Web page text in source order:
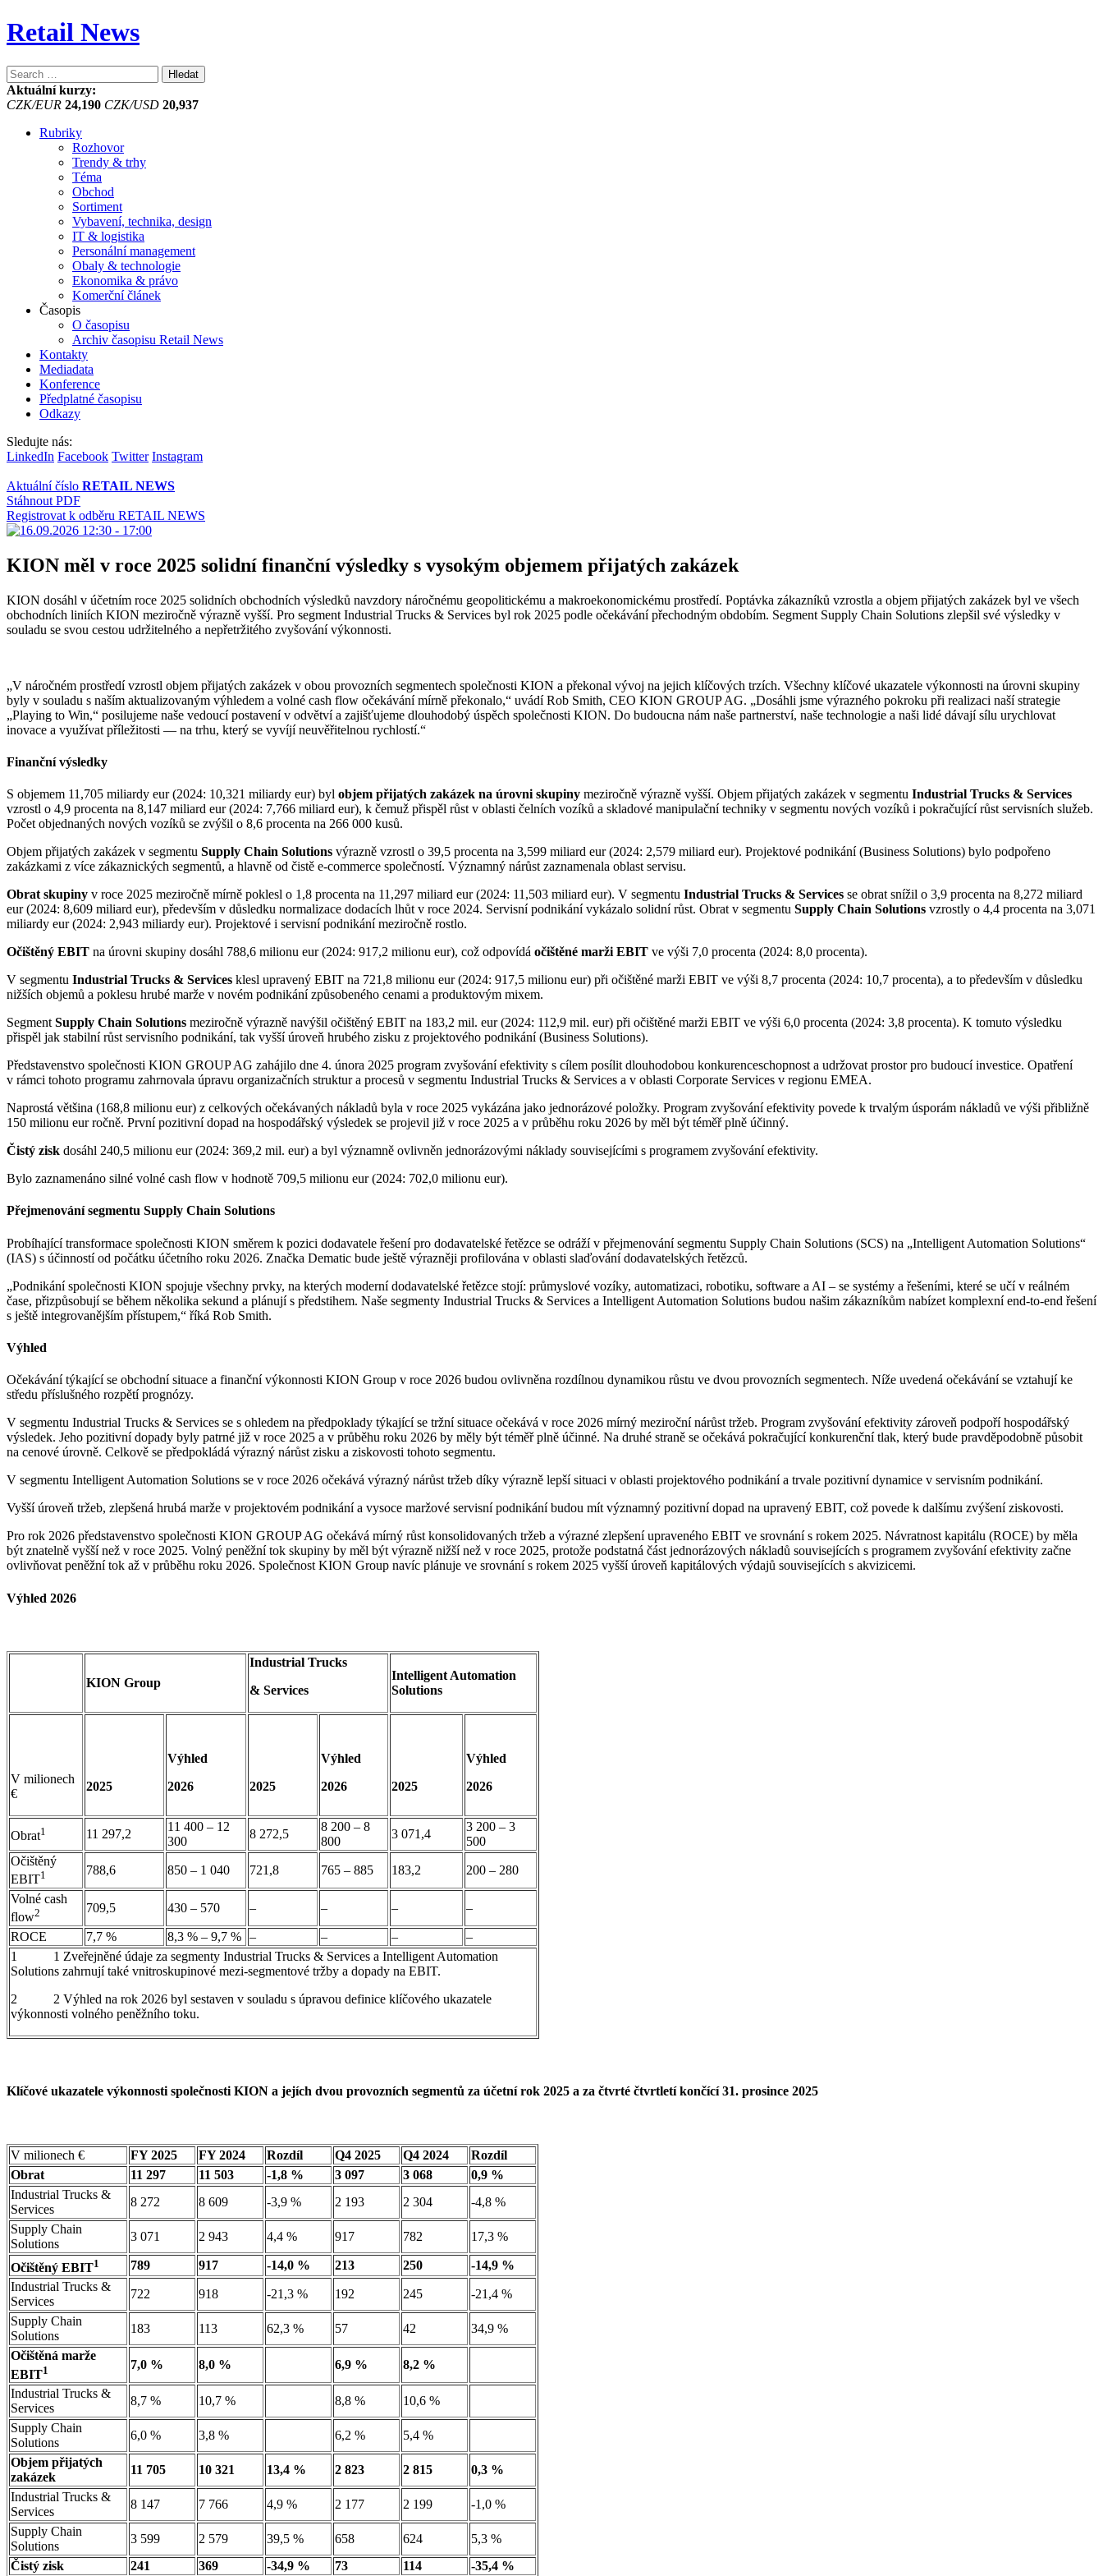
Retail News
Vyhledávání
Aktuální kurzy:
CZK/EUR 24,190 CZK/USD 20,937
Rubriky
Rozhovor
Trendy & trhy
Téma
Obchod
Sortiment
Vybavení, technika, design
IT & logistika
Personální management
Obaly & technologie
Ekonomika & právo
Komerční článek
Časopis
O časopisu
Archiv časopisu Retail News
Kontakty
Mediadata
Konference
Předplatné časopisu
Odkazy
Sledujte nás:
LinkedIn Facebook Twitter Instagram
Aktuální číslo RETAIL NEWS
Stáhnout PDF
Registrovat k odběru RETAIL NEWS
KION měl v roce 2025 solidní finanční výsledky s vysokým objemem přijatých zakázek
KION dosáhl v účetním roce 2025 solidních obchodních výsledků navzdory náročnému geopolitickému a makroekonomickému prostředí. Poptávka zákazníků vzrostla a objem přijatých zakázek byl ve všech
obchodních liniích KION meziročně výrazně vyšší. Pro segment Industrial Trucks & Services byl rok 2025 podle očekávání přechodným obdobím. Segment Supply Chain Solutions zlepšil své výsledky v
souladu se svou cestou udržitelného a nepřetržitého zvyšování výkonnosti.
„V náročném prostředí vzrostl objem přijatých zakázek v obou provozních segmentech společnosti KION a překonal vývoj na jejich klíčových trzích. Všechny klíčové ukazatele výkonnosti na úrovni skupiny
byly v souladu s naším aktualizovaným výhledem a volné cash flow očekávání mírně překonalo,“ uvádí Rob Smith, CEO KION GROUP AG. „Dosáhli jsme výrazného pokroku při realizaci naší strategie
„Playing to Win,“ posilujeme naše vedoucí postavení v odvětví a zajišťujeme dlouhodobý úspěch společnosti KION. Do budoucna nám naše partnerství, naše technologie a naši lidé dávají sílu urychlovat
inovace a využívat příležitosti — na trhu, který se vyvíjí neuvěřitelnou rychlostí.“
Finanční výsledky
S objemem 11,705 miliardy eur (2024: 10,321 miliardy eur) byl objem přijatých zakázek na úrovni skupiny meziročně výrazně vyšší. Objem přijatých zakázek v segmentu Industrial Trucks & Services
vzrostl o 4,9 procenta na 8,147 miliard eur (2024: 7,766 miliard eur), k čemuž přispěl růst v oblasti čelních vozíků a skladové manipulační techniky v segmentu nových vozíků i pokračující růst servisních služeb.
Počet objednaných nových vozíků se zvýšil o 8,6 procenta na 266 000 kusů.
Objem přijatých zakázek v segmentu Supply Chain Solutions výrazně vzrostl o 39,5 procenta na 3,599 miliard eur (2024: 2,579 miliard eur). Projektové podnikání (Business Solutions) bylo podpořeno
zakázkami z více zákaznických segmentů, a hlavně od čistě e-commerce společností. Významný nárůst zaznamenala oblast servisu.
Obrat skupiny v roce 2025 meziročně mírně poklesl o 1,8 procenta na 11,297 miliard eur (2024: 11,503 miliard eur). V segmentu Industrial Trucks & Services se obrat snížil o 3,9 procenta na 8,272 miliard
eur (2024: 8,609 miliard eur), především v důsledku normalizace dodacích lhůt v roce 2024. Servisní podnikání vykázalo solidní růst. Obrat v segmentu Supply Chain Solutions vzrostly o 4,4 procenta na 3,071
miliardy eur (2024: 2,943 miliardy eur). Projektové i servisní podnikání meziročně rostlo.
Očištěný EBIT na úrovni skupiny dosáhl 788,6 milionu eur (2024: 917,2 milionu eur), což odpovídá očištěné marži EBIT ve výši 7,0 procenta (2024: 8,0 procenta).
V segmentu Industrial Trucks & Services klesl upravený EBIT na 721,8 milionu eur (2024: 917,5 milionu eur) při očištěné marži EBIT ve výši 8,7 procenta (2024: 10,7 procenta), a to především v důsledku
nižších objemů a poklesu hrubé marže v novém podnikání způsobeného cenami a produktovým mixem.
Segment Supply Chain Solutions meziročně výrazně navýšil očištěný EBIT na 183,2 mil. eur (2024: 112,9 mil. eur) při očištěné marži EBIT ve výši 6,0 procenta (2024: 3,8 procenta). K tomuto výsledku
přispěl jak stabilní růst servisního podnikání, tak vyšší úroveň hrubého zisku z projektového podnikání (Business Solutions).
Představenstvo společnosti KION GROUP AG zahájilo dne 4. února 2025 program zvyšování efektivity s cílem posílit dlouhodobou konkurenceschopnost a udržovat prostor pro budoucí investice. Opatření
v rámci tohoto programu zahrnovala úpravu organizačních struktur a procesů v segmentu Industrial Trucks & Services a v oblasti Corporate Services v regionu EMEA.
Naprostá většina (168,8 milionu eur) z celkových očekávaných nákladů byla v roce 2025 vykázána jako jednorázové položky. Program zvyšování efektivity povede k trvalým úsporám nákladů ve výši přibližně
150 milionu eur ročně. První pozitivní dopad na hospodářský výsledek se projevil již v roce 2025 a v průběhu roku 2026 by měl být téměř plně účinný.
Čistý zisk dosáhl 240,5 milionu eur (2024: 369,2 mil. eur) a byl významně ovlivněn jednorázovými náklady souvisejícími s programem zvyšování efektivity.
Bylo zaznamenáno silné volné cash flow v hodnotě 709,5 milionu eur (2024: 702,0 milionu eur).
Přejmenování segmentu Supply Chain Solutions
Probíhající transformace společnosti KION směrem k pozici dodavatele řešení pro dodavatelské řetězce se odráží v přejmenování segmentu Supply Chain Solutions (SCS) na „Intelligent Automation Solutions“
(IAS) s účinností od počátku účetního roku 2026. Značka Dematic bude ještě výrazněji profilována v oblasti slaďování dodavatelských řetězců.
„Podnikání společnosti KION spojuje všechny prvky, na kterých moderní dodavatelské řetězce stojí: průmyslové vozíky, automatizaci, robotiku, software a AI – se systémy a řešeními, které se učí v reálném
čase, přizpůsobují se během několika sekund a plánují s předstihem. Naše segmenty Industrial Trucks & Services a Intelligent Automation Solutions budou našim zákazníkům nabízet komplexní end-to-end řešení
s ještě integrovanějším přístupem,“ říká Rob Smith.
Výhled
Očekávání týkající se obchodní situace a finanční výkonnosti KION Group v roce 2026 budou ovlivněna rozdílnou dynamikou růstu ve dvou provozních segmentech. Níže uvedená očekávání se vztahují ke
středu příslušného rozpětí prognózy.
V segmentu Industrial Trucks & Services se s ohledem na předpoklady týkající se tržní situace očekává v roce 2026 mírný meziroční nárůst tržeb. Program zvyšování efektivity zároveň podpoří hospodářský
výsledek. Jeho pozitivní dopady byly patrné již v roce 2025 a v průběhu roku 2026 by měly být téměř plně účinné. Na druhé straně se očekává pokračující konkurenční tlak, který bude pravděpodobně působit
na cenové úrovně. Celkově se předpokládá výrazný nárůst zisku a ziskovosti tohoto segmentu.
V segmentu Intelligent Automation Solutions se v roce 2026 očekává výrazný nárůst tržeb díky výrazně lepší situaci v oblasti projektového podnikání a trvale pozitivní dynamice v servisním podnikání.
Vyšší úroveň tržeb, zlepšená hrubá marže v projektovém podnikání a vysoce maržové servisní podnikání budou mít významný pozitivní dopad na upravený EBIT, což povede k dalšímu zvýšení ziskovosti.
Pro rok 2026 představenstvo společnosti KION GROUP AG očekává mírný růst konsolidovaných tržeb a výrazné zlepšení upraveného EBIT ve srovnání s rokem 2025. Návratnost kapitálu (ROCE) by měla
být znatelně vyšší než v roce 2025. Volný peněžní tok skupiny by měl být výrazně nižší než v roce 2025, protože podstatná část jednorázových nákladů souvisejících s programem zvyšování efektivity začne
ovlivňovat peněžní tok až v průběhu roku 2026. Společnost KION Group navíc plánuje ve srovnání s rokem 2025 vyšší úroveň kapitálových výdajů souvisejících s akvizicemi.
Výhled 2026
KION Group
Industrial Trucks
& Services
Intelligent Automation
Solutions
V milionech
€
2025
Výhled
2026
2025
Výhled
2026
2025
Výhled
2026
Obrat1 11 297,2
11 400 – 12
300
8 272,5
8 200 – 8
800
3 071,4
3 200 – 3
500
Očištěný
EBIT1 788,6 850 – 1 040 721,8 765 – 885 183,2 200 – 280
Volné cash
flow2 709,5 430 – 570 – – – –
ROCE 7,7 % 8,3 % – 9,7 % – – –
–
1 1 Zveřejněné údaje za segmenty Industrial Trucks & Services a Intelligent Automation
Solutions zahrnují také vnitroskupinové mezi-segmentové tržby a dopady na EBIT.
2 2 Výhled na rok 2026 byl sestaven v souladu s úpravou definice klíčového ukazatele
výkonnosti volného peněžního toku.
Klíčové ukazatele výkonnosti společnosti KION a jejích dvou provozních segmentů za účetní rok 2025 a za čtvrté čtvrtletí končící 31. prosince 2025
V milionech € FY 2025 FY 2024 Rozdíl Q4 2025 Q4 2024
Rozdíl
Obrat
11 297 11 503 -1,8 % 3 097 3 068
0,9 %
Industrial Trucks &
Services
8 272 8 609 -3,9 % 2 193 2 304
-4,8 %
Supply Chain
Solutions
3 071 2 943 4,4 % 917 782 17,3 %
Očištěný EBIT1 789 917 -14,0 % 213 250
-14,9 %
Industrial Trucks &
Services
722 918 -21,3 % 192 245
-21,4 %
Supply Chain
Solutions
183 113 62,3 % 57 42
34,9 %
Očištěná marže
EBIT1 7,0 % 8,0 % 6,9 % 8,2 %
Industrial Trucks &
Services
8,7 % 10,7 % 8,8 %
10,6 %
Supply Chain
Solutions
6,0 % 3,8 % 6,2 %
5,4 %
Objem přijatých
zakázek
11 705 10 321 13,4 % 2 823 2 815
0,3 %
Industrial Trucks &
Services
8 147 7 766 4,9 % 2 177 2 199
-1,0 %
Supply Chain
Solutions
3 599 2 579 39,5 % 658 624
5,3 %
Čistý zisk
241 369 -34,9 % 73 114
-35,4 %